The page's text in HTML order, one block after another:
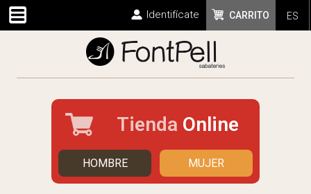
ES
CARRITO
Identifícate
Tienda Online
HOMBRE MUJER